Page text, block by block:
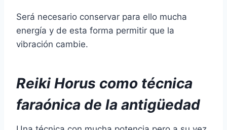
Será necesario conservar para ello mucha
energía y de esta forma permitir que la
vibración cambie.
Reiki Horus como técnica
faraónica de la antigüedad